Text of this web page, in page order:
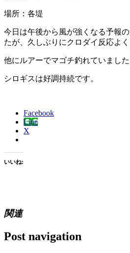
場所：各堤
今日は午後から風が強くなる予報
たが、久しぶりにクロダイ反応よ
他にルアーでマゴチ釣れていました
シロギスは好調持続です。
Facebook
Line
X
いいね:
関連
Post navigation